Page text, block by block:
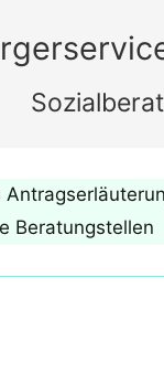
Beratungstellen